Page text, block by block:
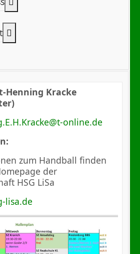
Henning Kracke
online.de
zum Handball finden
der
HSG LiSa
lisa.de